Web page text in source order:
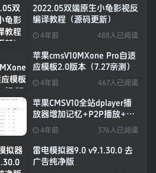
2022.05双端原生小龟影视反
编译教程（源码更新）
4年前 488人已阅读
苹果cmsV10MXone Pro自适
应模板2.0版本（7.27亲测）
4年前 467人已阅读
苹果CMSV10全站dplayer播
放器增加记忆+P2P播放+弹
幕+自动下一集功能
4年前 376人已阅读
雷电模拟器9.0 v9.1.30.0 去
广告纯净版